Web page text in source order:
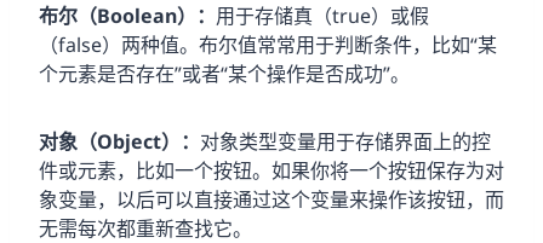
布尔（Boolean）： 用于存储真（true）或假
（false）两种值。布尔值常常用于判断条件，比如“某
个元素是否存在”或者“某个操作是否成功”。
对象（Object）： 对象类型变量用于存储界面上的控
件或元素，比如一个按钮。如果你将一个按钮保存为对
象变量，以后可以直接通过这个变量来操作该按钮，而
无需每次都重新查找它。